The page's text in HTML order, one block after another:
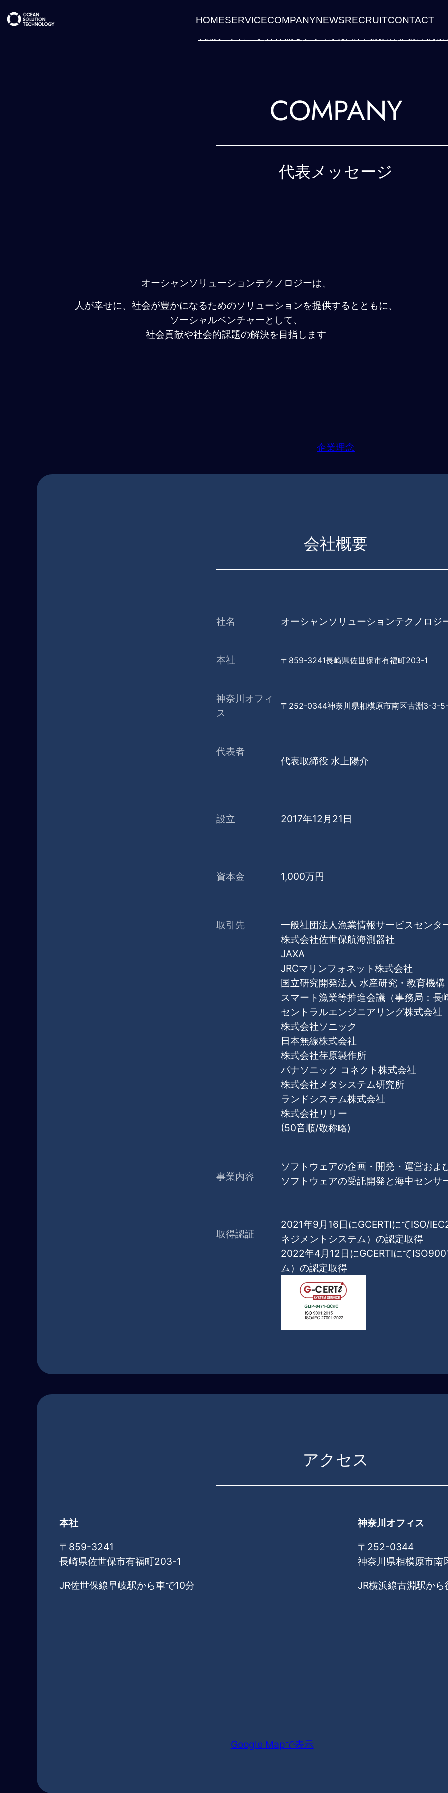
HOMESERVICECOMPANYNEWSRECRUITCONTACT
COMPANY
代表メッセージ
オーシャンソリューションテクノロジーは、
人が幸せに、社会が豊かになるためのソリューションを提供するとともに、
ソーシャルベンチャーとして、
社会貢献や社会的課題の解決を目指します
企業理念
会社概要
社名 オーシャンソリューションテクノロジ
本社 〒859-3241長崎県佐世保市有福町203-1
神奈川オフィ
ス
〒252-0344神奈川県相模原市南区古淵3-3-
代表者
代表取締役 水上陽介
設立 2017年12月21日
資本金 1,000万円
取引先
一般社団法人漁業情報サービスセンタ
株式会社佐世保航海測器社
JAXA
JRCマリンフォネット株式会社
国立研究開発法人 水産研究・教育機構
スマート漁業等推進会議（事務局：長
セントラルエンジニアリング株式会社
株式会社ソニック
日本無線株式会社
株式会社荏原製作所
パナソニック コネクト株式会社
株式会社メタシステム研究所
ランドシステム株式会社
株式会社リリー
(50音順/敬称略)
事業内容
ソフトウェアの企画・開発・運営およ
ソフトウェアの受託開発と海中センサ
取得認証
2021年9月16日にGCERTIにてISO/
ネジメントシステム）の認定取得
2022年4月12日にGCERTIにて
ム）の認定取得
アクセス
本社
〒859-3241
長崎県佐世保市有福町203-1
JR佐世保線早岐駅から車で10分
Google Mapで表示
神奈川オフィス
〒252-0344
神奈川県相模原市
JR横浜線古淵駅か